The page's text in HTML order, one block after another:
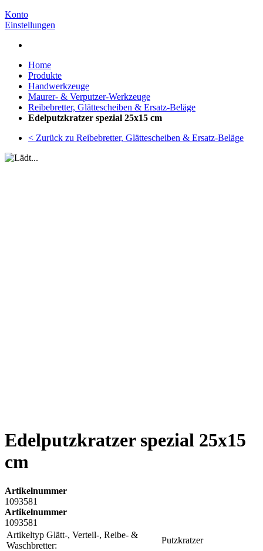
Konto
Einstellungen
Home
Produkte
Handwerkzeuge
Maurer- & Verputzer-Werkzeuge
Reibebretter, Glättescheiben & Ersatz-Beläge
Edelputzkratzer spezial 25x15 cm
< Zurück zu Reibebretter, Glättescheiben & Ersatz-Beläge
Edelputzkratzer spezial 25x15
cm
Artikelnummer
1093581
Artikelnummer
1093581
Artikeltyp Glätt-, Verteil-, Reibe- &
Waschbretter:
Putzkratzer